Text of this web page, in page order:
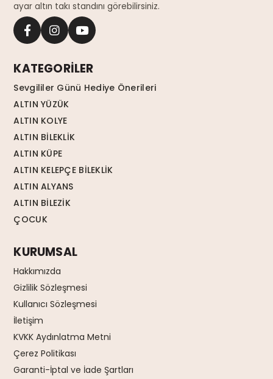
ayar altın takı standını görebilirsiniz.
KATEGORİLER
Sevgililer Günü Hediye Önerileri
ALTIN YÜZÜK
ALTIN KOLYE
ALTIN BİLEKLİK
ALTIN KÜPE
ALTIN KELEPÇE BİLEKLİK
ALTIN ALYANS
ALTIN BİLEZİK
ÇOCUK
KURUMSAL
Hakkımızda
Gizlilik Sözleşmesi
Kullanıcı Sözleşmesi
İletişim
KVKK Aydınlatma Metni
Çerez Politikası
Garanti-İptal ve İade Şartları